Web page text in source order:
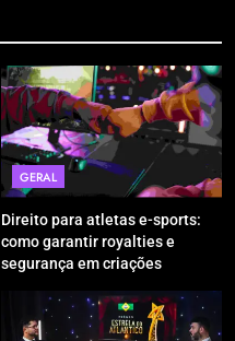
GERAL
Direito para atletas e-sports:
como garantir royalties e
segurança em criações